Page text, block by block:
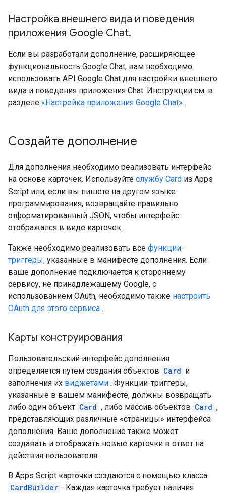
Настройка внешнего вида и поведения
приложения Google Chat.
Если вы разработали дополнение, расширяющее
функциональность Google Chat, вам необходимо
использовать API Google Chat для настройки внешнего
вида и поведения приложения Chat. Инструкции см. в
разделе «Настройка приложения Google Chat» .
Создайте дополнение
Для дополнения необходимо реализовать интерфейс
на основе карточек. Используйте службу Card из Apps
Script или, если вы пишете на другом языке
программирования, возвращайте правильно
отформатированный JSON, чтобы интерфейс
отображался в виде карточек.
Также необходимо реализовать все функции-
триггеры, указанные в манифесте дополнения. Если
ваше дополнение подключается к стороннему
сервису, не принадлежащему Google, с
использованием OAuth, необходимо также настроить
OAuth для этого сервиса .
Карты конструирования
Пользовательский интерфейс дополнения
определяется путем создания объектов Card и
заполнения их виджетами . Функции-триггеры,
указанные в вашем манифесте, должны возвращать
либо один объект Card , либо массив объектов Card ,
представляющих различные «страницы» интерфейса
дополнения. Ваше дополнение также может
создавать и отображать новые карточки в ответ на
действия пользователя.
В Apps Script карточки создаются с помощью класса
CardBuilder . Каждая карточка требует наличия